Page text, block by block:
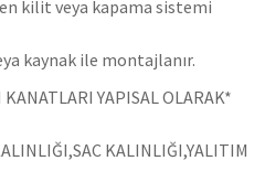
kilit veya kapama sistemi
kaynak ile montajlanır.
YAPISAL OLARAK*
KALINLIĞI,YALITIM